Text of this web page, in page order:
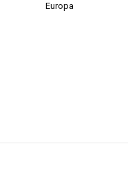
Europa